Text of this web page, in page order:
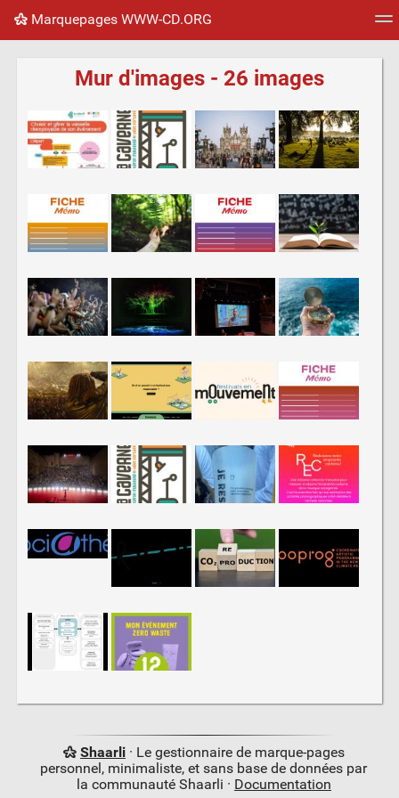
Marquepages WWW-CD.ORG
Flux
Mur d'images - 26 images
Shaarli· Le gestionnaire de marque-pages
personnel, minimaliste, et sans base de données par
la communauté Shaarli · Documentation